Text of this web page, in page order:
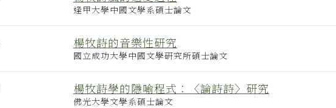
逢甲大學中國文學系碩士論文
楊牧詩的音樂性研究
國立成功大學中國文學研究所碩士論文
楊牧詩學的隱喻程式︰〈論詩詩〉研究
佛光大學文學系碩士論文